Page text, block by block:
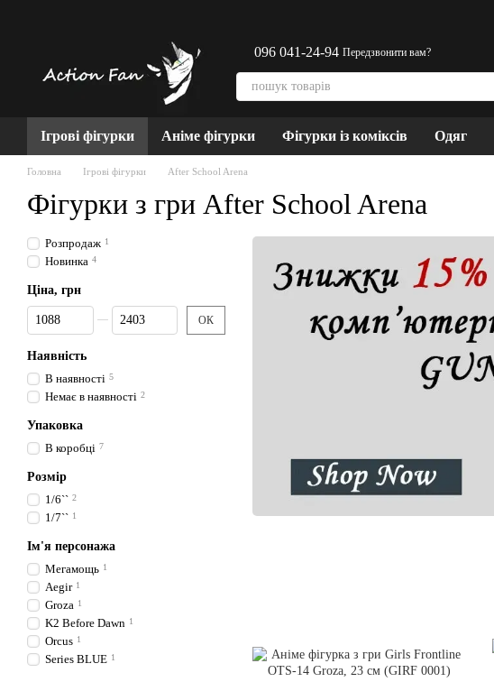
096 041-24-94 Передзвонити вам?
Ігрові фігурки Аніме фігурки Фігурки із коміксів Одяг
Головна Ігрові фігурки After School Arena
Фігурки з гри After School Arena
Розпродаж 1
Новинка 4
Ціна, грн
Від Ціна, грн
До Ціна, грн
ОК
Наявність
В наявності 5
Немає в наявності 2
Упаковка
В коробці 7
Розмір
1/6`` 2
1/7`` 1
Ім'я персонажа
Мегамощь 1
Aegir 1
Groza 1
K2 Before Dawn 1
Orcus 1
Series BLUE 1